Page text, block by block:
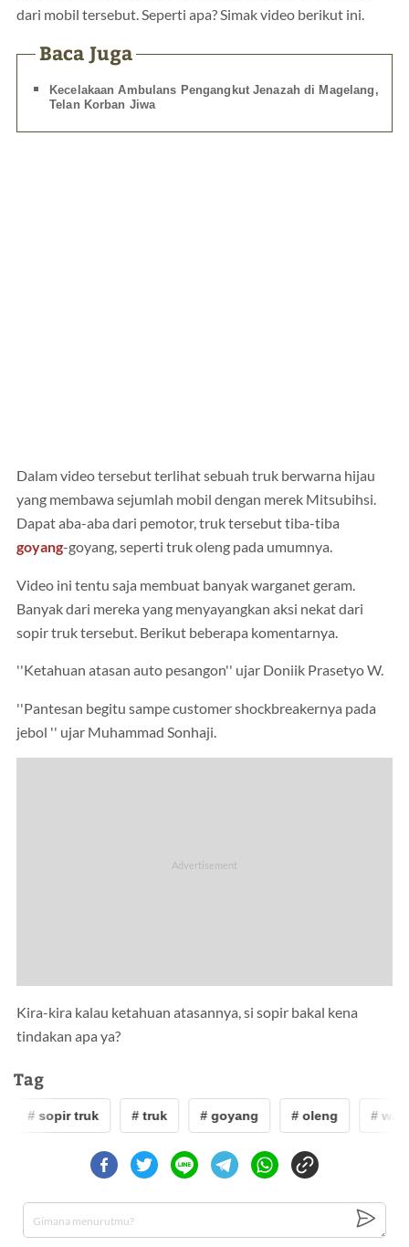
dari mobil tersebut. Seperti apa? Simak video berikut ini.
Baca Juga
Kecelakaan Ambulans Pengangkut Jenazah di Magelang,
Telan Korban Jiwa
Dalam video tersebut terlihat sebuah truk berwarna hijau
yang membawa sejumlah mobil dengan merek Mitsubihsi.
Dapat aba-aba dari pemotor, truk tersebut tiba-tiba
goyang-goyang, seperti truk oleng pada umumnya.
Video ini tentu saja membuat banyak warganet geram.
Banyak dari mereka yang menyayangkan aksi nekat dari
sopir truk tersebut. Berikut beberapa komentarnya.
''Ketahuan atasan auto pesangon'' ujar Doniik Prasetyo W.
''Pantesan begitu sampe customer shockbreakernya pada
jebol '' ujar Muhammad Sonhaji.
Kira-kira kalau ketahuan atasannya, si sopir bakal kena
tindakan apa ya?
Tag
# sopir truk # truk # goyang # oleng #